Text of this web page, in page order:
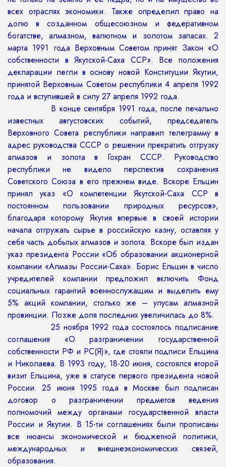
всех отраслях экономики. Также определил право на
долю в созданном общесоюзном и федеративном
богатстве, алмазном, валютном и золотом запасах. 2
марта 1991 года Верховным Советом принят Закон «О
собственности в Якутской-Саха ССР». Все положения
декларации легли в основу новой Конституции Якутии,
принятой Верховным Советом республики 4 апреля 1992
года и вступившей в силу 27 апреля 1992 года.
В конце сентября 1991 года, после печально
известных августовских событий, председатель
Верховного Совета республики направил телеграмму в
адрес руководства СССР о решении прекратить отгрузку
алмазов и золота в Гохран СССР. Руководство
республики не видело перспектив сохранения
Советского Союза в его прежнем виде. Вскоре Ельцин
принял указ «О компетенции Якутской-Саха ССР в
постоянном пользовании природных ресурсов»,
благодаря которому Якутия впервые в своей истории
начала отгружать сырье в российскую казну, оставляя у
себя часть добытых алмазов и золота. Вскоре был издан
указ президента России «Об образовании акционерной
компании «Алмазы России-Саха». Борис Ельцин в число
учредителей компании предложил включить Фонд
социальных гарантий военнослужащим и выделить ему
5% акций компании, столько же – улусам алмазной
провинции. Позже доля последних увеличилась до 8%.
25 ноября 1992 года состоялось подписание
соглашения «О разграничении государственной
собственности РФ и РС(Я)», где стояли подписи Ельцина
и Николаева. В 1993 году, 18-20 июня, состоялся второй
визит Ельцина, уже в статусе первого президента новой
России. 25 июня 1995 года в Москве был подписан
договор о разграничении предметов ведения
полномочий между органами государственной власти
России и Якутии. В 15-ти соглашениях были прописаны
все нюансы экономической и бюджетной политики,
международных и внешнеэкономических связей,
образования.